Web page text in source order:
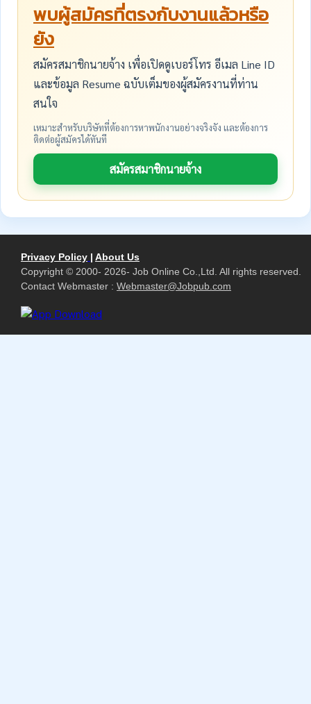
พบผู้สมัครที่ตรงกับงานแล้วหรือ
ยัง
สมัครสมาชิกนายจ้าง เพื่อเปิดดูเบอร์โทร อีเมล Line ID
และข้อมูล Resume ฉบับเต็มของผู้สมัครงานที่ท่าน
สนใจ
เหมาะสำหรับบริษัทที่ต้องการหาพนักงานอย่างจริงจัง และต้องการ
ติดต่อผู้สมัครได้ทันที
สมัครสมาชิกนายจ้าง
Privacy Policy | About Us
Copyright © 2000- 2026- Job Online Co.,Ltd. All rights reserved.
Contact Webmaster : Webmaster@Jobpub.com